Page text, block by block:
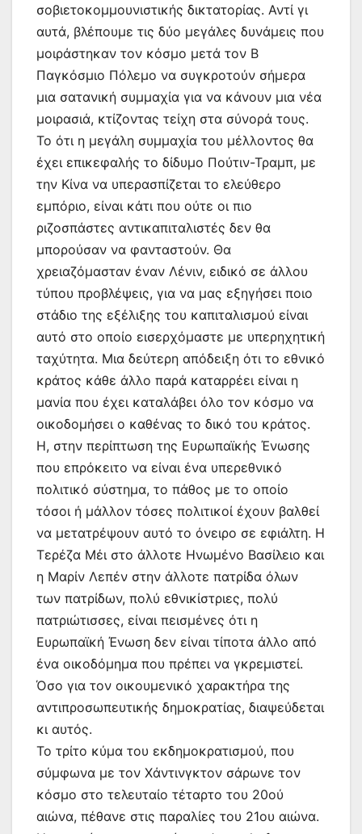
σοβιετοκομμουνιστικής δικτατορίας. Αντί γι
αυτά, βλέπουμε τις δύο μεγάλες δυνάμεις που
μοιράστηκαν τον κόσμο μετά τον Β
Παγκόσμιο Πόλεμο να συγκροτούν σήμερα
μια σατανική συμμαχία για να κάνουν μια νέα
μοιρασιά, κτίζοντας τείχη στα σύνορά τους.
Το ότι η μεγάλη συμμαχία του μέλλοντος θα
έχει επικεφαλής το δίδυμο Πούτιν-Τραμπ, με
την Κίνα να υπερασπίζεται το ελεύθερο
εμπόριο, είναι κάτι που ούτε οι πιο
ριζοσπάστες αντικαπιταλιστές δεν θα
μπορούσαν να φανταστούν. Θα
χρειαζόμασταν έναν Λένιν, ειδικό σε άλλου
τύπου προβλέψεις, για να μας εξηγήσει ποιο
στάδιο της εξέλιξης του καπιταλισμού είναι
αυτό στο οποίο εισερχόμαστε με υπερηχητική
ταχύτητα. Μια δεύτερη απόδειξη ότι το εθνικό
κράτος κάθε άλλο παρά καταρρέει είναι η
μανία που έχει καταλάβει όλο τον κόσμο να
οικοδομήσει ο καθένας το δικό του κράτος.
Η, στην περίπτωση της Ευρωπαϊκής Ένωσης
που επρόκειτο να είναι ένα υπερεθνικό
πολιτικό σύστημα, το πάθος με το οποίο
τόσοι ή μάλλον τόσες πολιτικοί έχουν βαλθεί
να μετατρέψουν αυτό το όνειρο σε εφιάλτη. Η
Τερέζα Μέι στο άλλοτε Ηνωμένο Βασίλειο και
η Μαρίν Λεπέν στην άλλοτε πατρίδα όλων
των πατρίδων, πολύ εθνικίστριες, πολύ
πατριώτισσες, είναι πεισμένες ότι η
Ευρωπαϊκή Ένωση δεν είναι τίποτα άλλο από
ένα οικοδόμημα που πρέπει να γκρεμιστεί.
Όσο για τον οικουμενικό χαρακτήρα της
αντιπροσωπευτικής δημοκρατίας, διαψεύδεται
κι αυτός.
Το τρίτο κύμα του εκδημοκρατισμού, που
σύμφωνα με τον Χάντινγκτον σάρωνε τον
κόσμο στο τελευταίο τέταρτο του 20ού
αιώνα, πέθανε στις παραλίες του 21ου αιώνα.